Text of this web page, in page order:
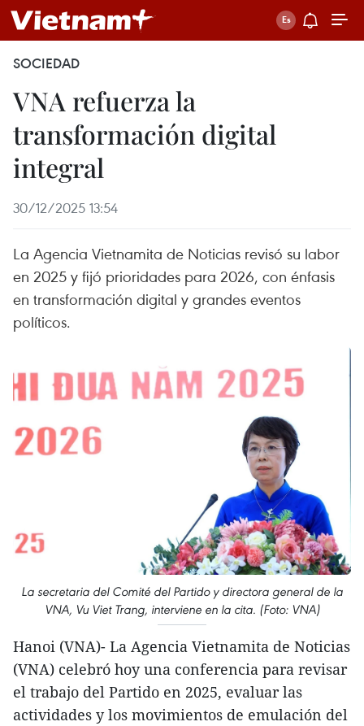
SOCIEDAD
VNA refuerza la
transformación digital
integral
30/12/2025 13:54
La Agencia Vietnamita de Noticias revisó su labor
en 2025 y fijó prioridades para 2026, con énfasis
en transformación digital y grandes eventos
políticos.
La secretaria del Comité del Partido y directora general de la
VNA, Vu Viet Trang, interviene en la cita. (Foto: VNA)
Hanoi (VNA)- La Agencia Vietnamita de Noticias
(VNA) celebró hoy una conferencia para revisar
el trabajo del Partido en 2025, evaluar las
actividades y los movimientos de emulación del